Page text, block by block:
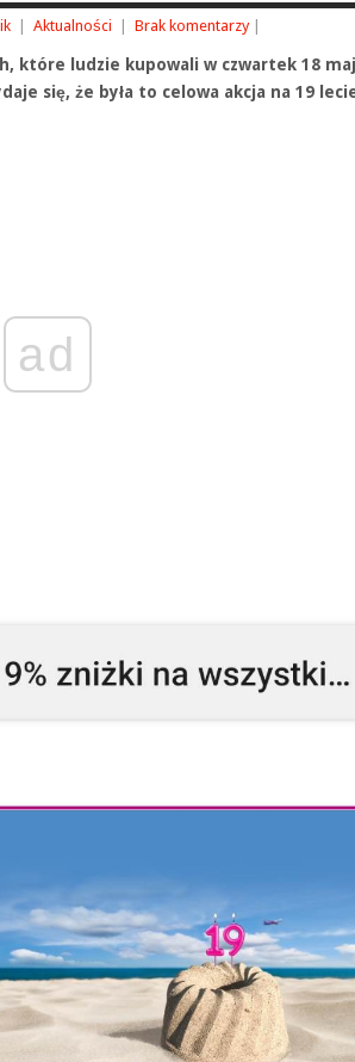
Aktualności Brak komentarzy
które ludzie kupowali w czwartek 18
się, że była to celowa akcja na 19
ad